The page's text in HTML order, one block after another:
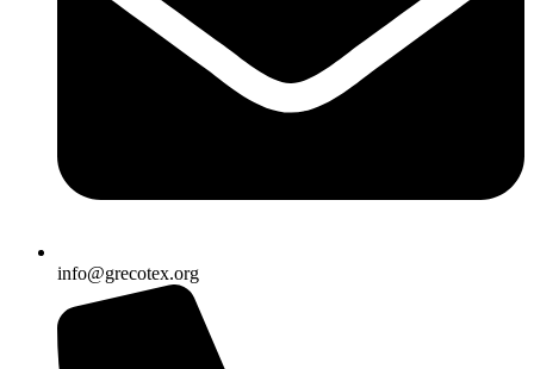
info@grecotex.org